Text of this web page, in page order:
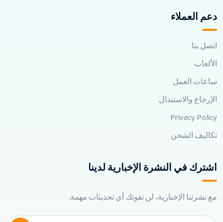
دعم العملاء
اتصل بنا
الألعاب
ساعات العمل
الإرجاع والاستبدال
Privacy Policy
تكاليف الشحن
اشترك في النشرة الإخبارية لدينا
مع نشرتنا الإخبارية، لن تفوتك أي تحديثات مهمة.